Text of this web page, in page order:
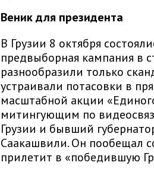
Веник для президента
В Грузии 8 октября
предвыборная кампания в
разнообразили только
устраивали потасовки в
масштабной акции
митингующим по
Грузии и бывший
Саакашвили. Он пообещал
прилетит в «победившую